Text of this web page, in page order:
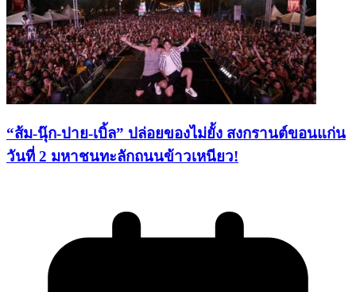
“ส้ม-นุ๊ก-ปาย-เบิ้ล” ปล่อยของไม่ยั้ง สงกรานต์ขอนแก่น
วันที่ 2 มหาชนทะลักถนนข้าวเหนียว!